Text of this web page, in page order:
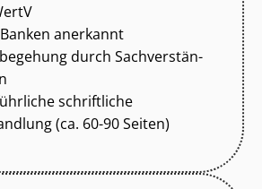
anerkannt
durch Sach­ver­stän­
schriftliche
(ca. 60-90 Seiten)